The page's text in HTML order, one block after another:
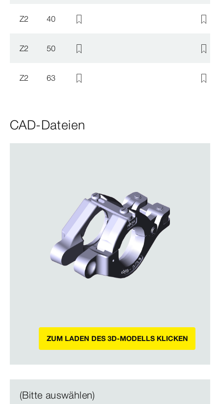
Z2 40
Z2 50
Z2 63
CAD-Dateien
ZUM LADEN DES 3D-MODELLS KLICKEN
(Bitte auswählen)